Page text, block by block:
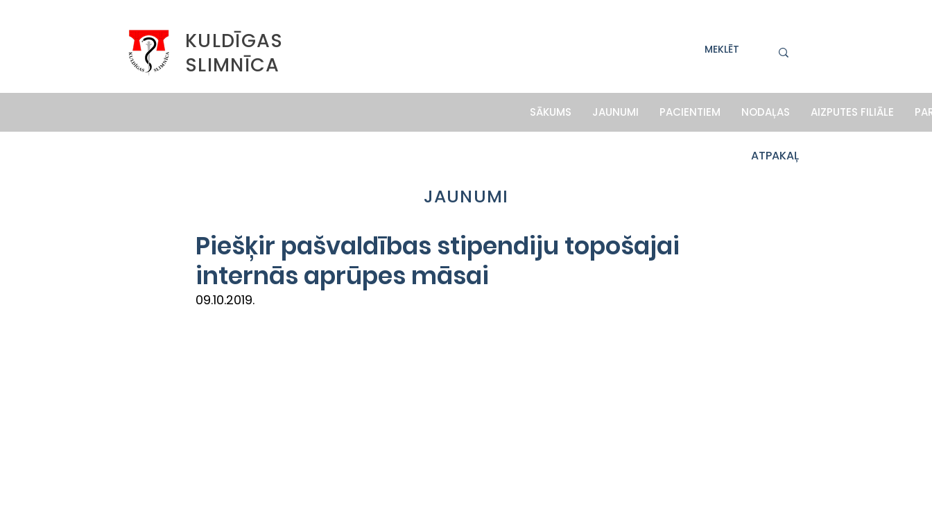
KULDĪGAS
SLIMNĪCA
SĀKUMS JAUNUMI PACIENTIEM NODAĻAS AIZPUTES FILIĀLE
ATPAKAĻ
JAUNUMI
Piešķir pašvaldības stipendiju topošajai
internās aprūpes māsai
09.10.2019.